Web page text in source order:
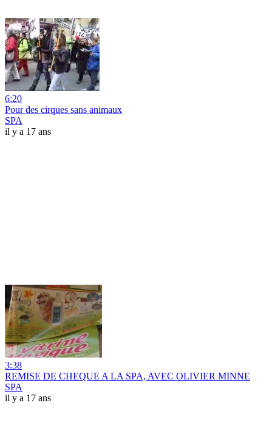
6:20
Pour des cirques sans animaux
SPA
il y a 17 ans
3:38
REMISE DE CHEQUE A LA SPA, AVEC OLIVIER MINNE
SPA
il y a 17 ans